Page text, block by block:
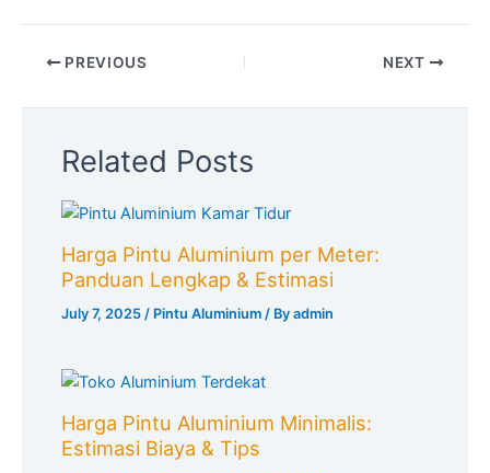
PREVIOUS NEXT
Related Posts
Harga Pintu Aluminium per Meter:
Panduan Lengkap & Estimasi
July 7, 2025/ Pintu Aluminium / Byadmin
Harga Pintu Aluminium Minimalis:
Estimasi Biaya & Tips